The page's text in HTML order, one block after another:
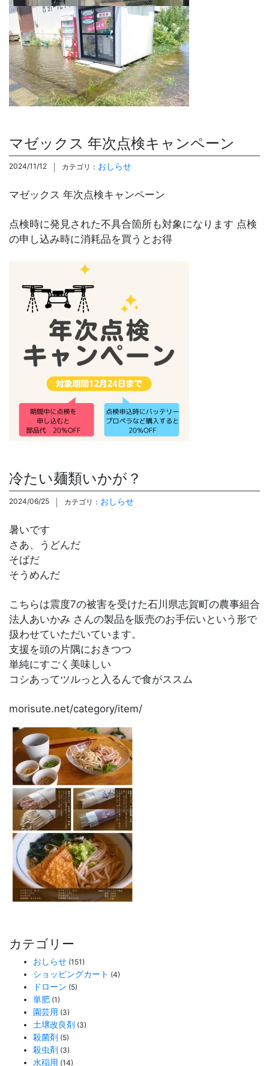
マゼックス 年次点検キャンペーン
2024/11/12 カテゴリ： おしらせ
マゼックス 年次点検キャンペーン
点検時に発見された不具合箇所も対象になります 点検
の申し込み時に消耗品を買うとお得
冷たい麺類いかが？
2024/06/25 カテゴリ： おしらせ
暑いです
さあ、うどんだ
そばだ
そうめんだ
こちらは震度7の被害を受けた石川県志賀町の農事組合
法人あいかみ さんの製品を販売のお手伝いという形で
扱わせていただいています。
支援を頭の片隅におきつつ
単純にすごく美味しい
コシあってツルっと入るんで食がススム
morisute.net/category/item/
カテゴリー
おしらせ (151)
ショッピングカート (4)
ドローン (5)
単肥 (1)
園芸用 (3)
土壌改良剤 (3)
殺菌剤 (5)
殺虫剤 (3)
水稲用 (14)